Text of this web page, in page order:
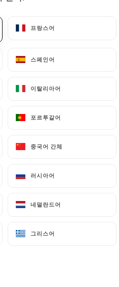
프랑스어
스페인어
이탈리아어
포르투갈어
중국어 간체
러시아어
네덜란드어
그리스어
Thaï Food
de Bayonne
프랑스어
스페인어
이탈리아어
포르투갈어
중국어 간체
러시아어
네덜란드어
그리스어